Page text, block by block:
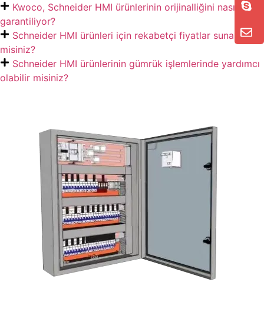
Kwoco, Schneider HMI ürünlerinin orijinalliğini nasıl
garantiliyor?
Schneider HMI ürünleri için rekabetçi fiyatlar sunabilir
misiniz?
Schneider HMI ürünlerinin gümrük işlemlerinde yardımcı
olabilir misiniz?